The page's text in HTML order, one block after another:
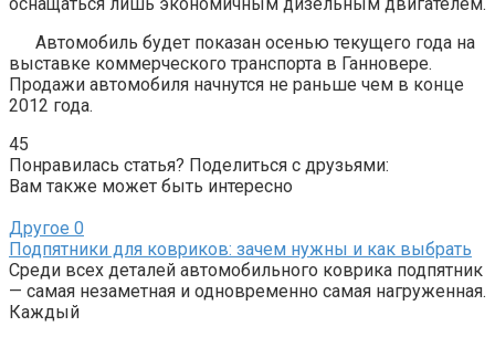
Автомобиль будет показан осенью текущего года на
выставке коммерческого транспорта в Ганновере.
Продажи автомобиля начнутся не раньше чем в конце
2012 года.
45
Понравилась статья? Поделиться с друзьями:
Вам также может быть интересно
Другое 0
Подпятники для ковриков: зачем нужны и как выбрать
Среди всех деталей автомобильного коврика подпятник
— самая незаметная и одновременно самая нагруженная.
Каждый